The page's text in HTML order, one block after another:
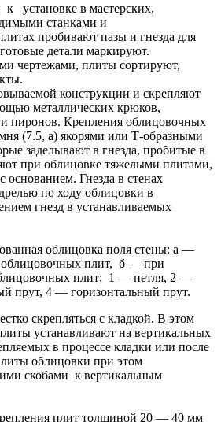
установке в мастерских,
станками и
пробивают пазы и гнезда для
детали маркируют.
чертежами, плиты сортируют,
конструкции и скрепляют
металлических крюков,
и пиронов. Крепления облицовочных
(7.5, а) якорями или Т-образными
заделывают в гнезда, пробитые в
при облицовке тяжелыми плитами,
Гнезда в стенах
по ходу облицовки в
гнезд в устанавливаемых
облицовка поля стены: а —
облицовочных плит, б — при
плит; 1 — петля, 2 —
прут, 4 — горизонтальный прут.
скрепляться с кладкой. В этом
устанавливают на вертикальных
в процессе кладки или после
облицовки при этом
скобами к вертикальным
плит толщиной 20 — 40 мм